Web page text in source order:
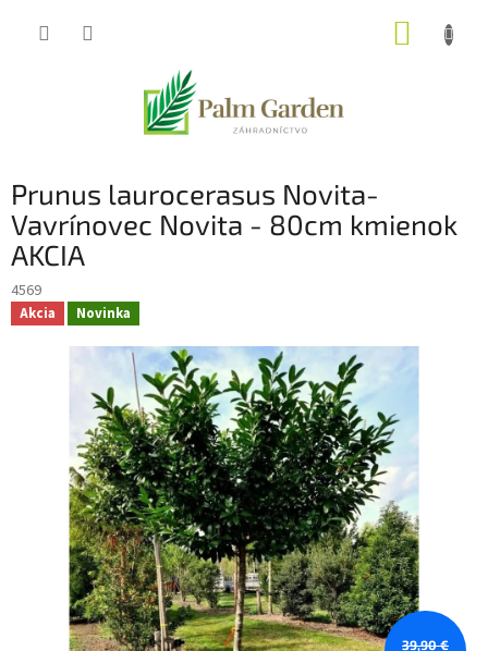
Prunus laurocerasus Novita-
Vavrínovec Novita - 80cm kmienok
AKCIA
4569
Akcia Novinka
39,90 €